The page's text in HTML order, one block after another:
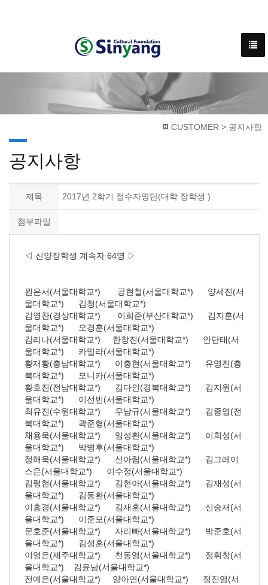
CUSTOMER > 공지사항
공지사항
제목 2017년 2학기 접수자명단(대학 장학생 )
첨부파일
◁ 신양장학생 계속자 64명 ▷
원은서(서울대학교*) 공현철(서울대학교*) 양세진(서
울대학교*) 김청(서울대학교*)
김영찬(경상대학교*) 이희준(부산대학교*) 김지훈(서
울대학교*) 오경훈(서울대학교*)
김리나(서울대학교*) 한창진(서울대학교*) 안단태(서
울대학교*) 카밀라(서울대학교*)
황재황(충남대학교*) 이충현(서울대학교*) 유영진(충
북대학교*) 모니카(서울대학교*)
황호진(전남대학교*) 김다인(경북대학교*) 김지원(서
울대학교*) 이선빈(서울대학교*)
최유진(수원대학교*) 우남규(서울대학교*) 김종엽(전
북대학교*) 곽준형(서울대학교*)
채용욱(서울대학교*) 임성환(서울대학교*) 이희성(서
울대학교*) 박병후(서울대학교*)
정해욱(서울대학교*) 신아림(서울대학교*) 김그레이
스은(서울대학교*) 이수정(서울대학교*)
김령현(서울대학교*) 김현아(서울대학교*) 김재성(서
울대학교*) 김동환(서울대학교*)
이홍경(서울대학교*) 김재훈(서울대학교*) 신승재(서
울대학교*) 이준모(서울대학교*)
문호준(서울대학교*) 자리빠(서울대학교*) 박준호(서
울대학교*) 김성훈(서울대학교*)
이영은(제주대학교*) 천동영(서울대학교*) 정휘창(서
울대학교*) 김윤남(서울대학교*)
전예은(서울대학교*) 양아연(서울대학교*) 정진영(서